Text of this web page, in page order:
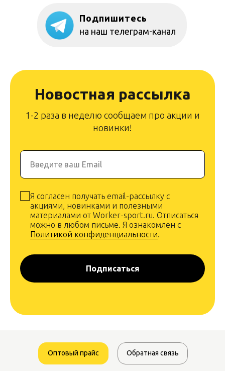
Подпишитесь
на наш телеграм-канал
Новостная рассылка
1-2 раза в неделю сообщаем про акции и
новинки!
Введите ваш Email
Я согласен получать email-рассылку с
акциями, новинками и полезными
материалами от Worker-sport.ru. Отписаться
можно в любом письме. Я ознакомлен с
Политикой конфиденциальности.
Подписаться
Оптовый прайс Обратная связь